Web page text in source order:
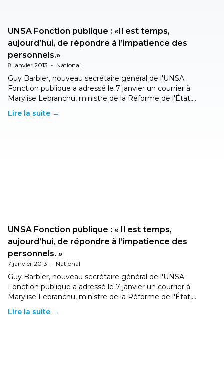
UNSA Fonction publique : «Il est temps,
aujourd’hui, de répondre à l’impatience des
personnels.»
8 janvier 2013 - National
Guy Barbier, nouveau secrétaire général de l'UNSA
Fonction publique a adressé le 7 janvier un courrier à
Marylise Lebranchu, ministre de la Réforme de l'État,…
Lire la suite →
UNSA Fonction publique : « Il est temps,
aujourd’hui, de répondre à l’impatience des
personnels. »
7 janvier 2013 - National
Guy Barbier, nouveau secrétaire général de l'UNSA
Fonction publique a adressé le 7 janvier un courrier à
Marylise Lebranchu, ministre de la Réforme de l'État,…
Lire la suite →